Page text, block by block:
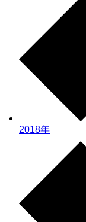
2018年